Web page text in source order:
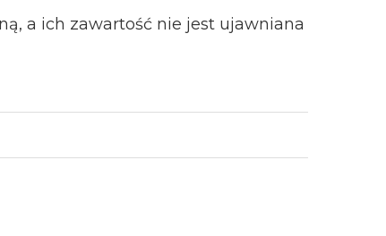
a ich zawartość nie jest ujawniana